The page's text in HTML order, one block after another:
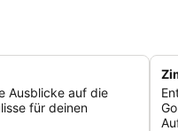
Ausblicke auf die
für deinen